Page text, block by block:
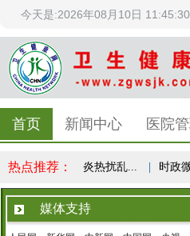
今天是:2026年08月10日
首页 新闻中心 医院
热点推荐：
控”？专家：炎热扰乱... | 时政
媒体支持